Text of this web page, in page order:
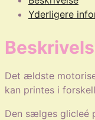
Yderligere
Det ældste
kan printes i
Den sælges glicleé